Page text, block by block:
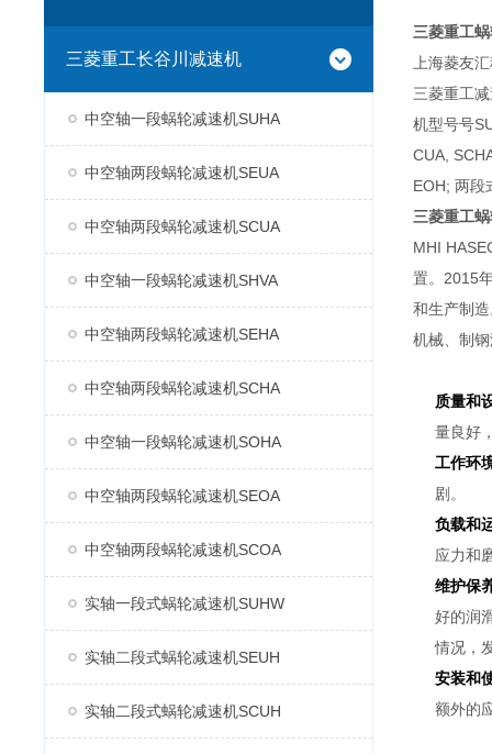
三菱重工长谷川减速机
中空轴一段蜗轮减速机SUHA
中空轴两段蜗轮减速机SEUA
中空轴两段蜗轮减速机SCUA
中空轴一段蜗轮减速机SHVA
中空轴两段蜗轮减速机SEHA
中空轴两段蜗轮减速机SCHA
中空轴一段蜗轮减速机SOHA
中空轴两段蜗轮减速机SEOA
中空轴两段蜗轮减速机SCOA
实轴一段式蜗轮减速机SUHW
实轴二段式蜗轮减速机SEUH
实轴二段式蜗轮减速机SCUH
三菱重工
上海菱友
三菱重工
机型号号
CUA,
EOH; 两段
三菱重工
MHI
置。2015
和生产制
机械、制
质量和
量良好
工作环
剧。
负载和
应力和
维护保
好的润
情况，
安装和
额外的